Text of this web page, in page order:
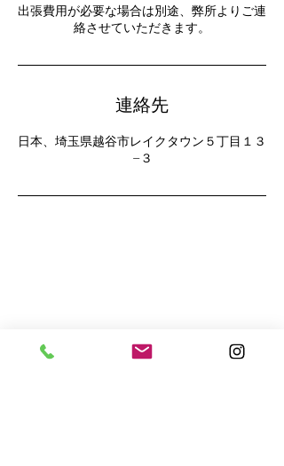
出張費用が必要な場合は別途、弊所よりご連
絡させていただきます。
連絡先
日本、埼玉県越谷市レイクタウン５丁目１３
−３